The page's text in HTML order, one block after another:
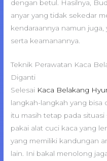
dengan betul. Hasilnya,
anyar yang tidak sekedar
kendaraannya namun
serta keamanannya.
Teknik Perawatan Kaca
Diganti
Selesai Kaca Belakang
langkah-langkah yang bisa
itu masih tetap pada
pakai alat cuci kaca yang
yang memiliki kandungan
lain. Ini bakal menolong